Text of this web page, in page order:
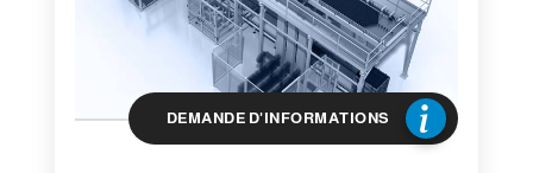
DEMANDE D'INFORMATIONS